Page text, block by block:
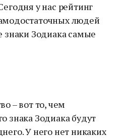
у нас рейтинг
людей
знаки Зодиака самые
– вот то, чем
знака Зодиака будут
У него нет никаких